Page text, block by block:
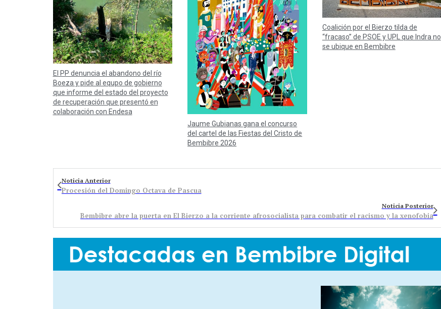
El PP denuncia el abandono del río
Boeza y pide al equpo de gobierno
que informe del estado del proyecto
de recuperación que presentó en
colaboración con Endesa
Jaume Gubianas gana el concurso
del cartel de las Fiestas del Cristo de
Bembibre 2026
Coalición por el Bierzo tilda de
“fracaso” de PSOE y UPL que Indra no
se ubique en Bembibre
Noticia Anterior
Procesión del Domingo Octava de Pascua
Noticia Posterior
Bembibre abre la puerta en El Bierzo a la corriente afrosocialista para combatir el racismo y la xenofobia